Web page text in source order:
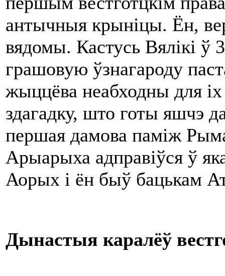
антычныя крыніцы. Ён,
вядомы. Кастусь Вялікі ў
грашовую ўзнагароду
жыццёва неабходны для іх
здагадку, што готы яшчэ
першая дамова паміж
Арыарыха адправіўся ў
Аорых і ён быў бацькам
Дынастыя каралёў